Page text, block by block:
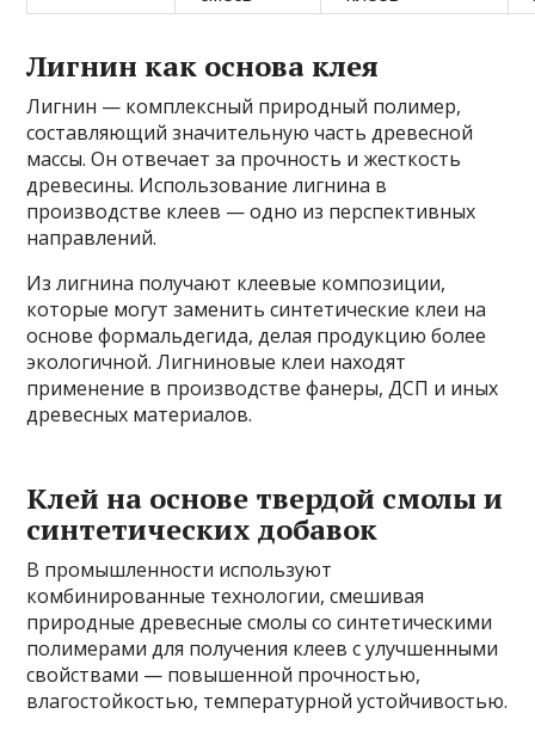
Лигнин как основа клея
Лигнин — комплексный природный полимер,
составляющий значительную часть древесной
массы. Он отвечает за прочность и жесткость
древесины. Использование лигнина в
производстве клеев — одно из перспективных
направлений.
Из лигнина получают клеевые композиции,
которые могут заменить синтетические клеи на
основе формальдегида, делая продукцию более
экологичной. Лигниновые клеи находят
применение в производстве фанеры, ДСП и иных
древесных материалов.
Клей на основе твердой смолы и
синтетических добавок
В промышленности используют
комбинированные технологии, смешивая
природные древесные смолы со синтетическими
полимерами для получения клеев с улучшенными
свойствами — повышенной прочностью,
влагостойкостью, температурной устойчивостью.